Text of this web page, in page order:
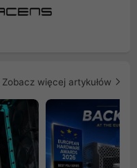
Zobacz więcej artykułów